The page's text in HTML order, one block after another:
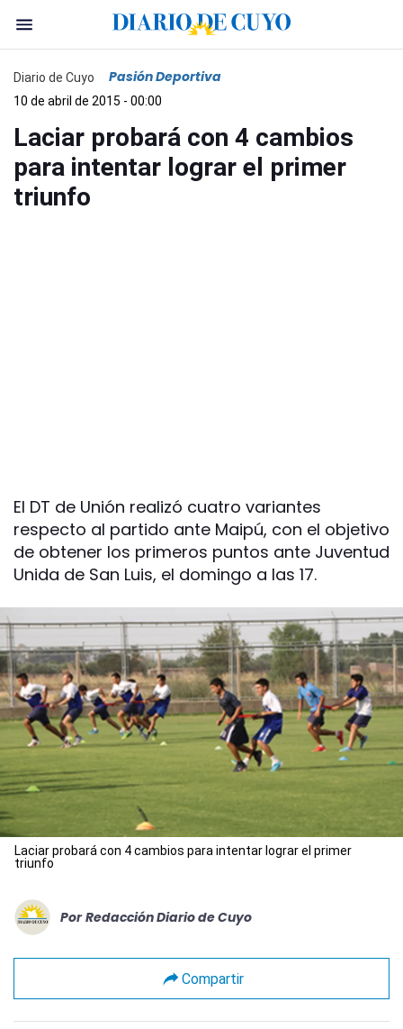
Diario de Cuyo Pasión Deportiva
10 de abril de 2015 - 00:00
Laciar probará con 4 cambios
para intentar lograr el primer
triunfo
El DT de Unión realizó cuatro variantes
respecto al partido ante Maipú, con el objetivo
de obtener los primeros puntos ante Juventud
Unida de San Luis, el domingo a las 17.
Laciar probará con 4 cambios para intentar lograr el primer
triunfo
Por Redacción Diario de Cuyo
Compartir